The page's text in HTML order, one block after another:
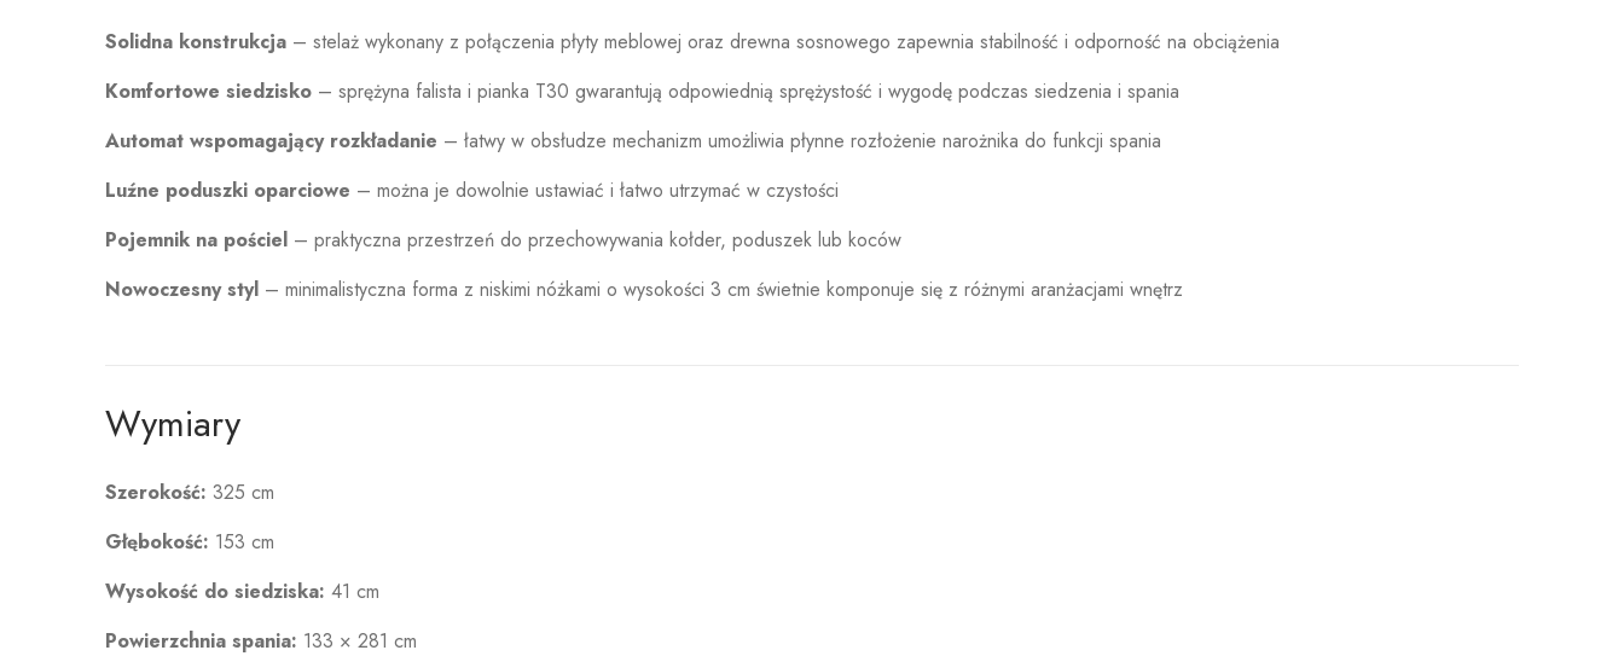
Solidna konstrukcja – stelaż wykonany z połączenia płyty meblowej oraz drewna sosnowego zapewnia stabilność i odporność na obciążenia
Komfortowe siedzisko – sprężyna falista i pianka T30 gwarantują odpowiednią sprężystość i wygodę podczas siedzenia i spania
Automat wspomagający rozkładanie – łatwy w obsłudze mechanizm umożliwia płynne rozłożenie narożnika do funkcji spania
Luźne poduszki oparciowe – można je dowolnie ustawiać i łatwo utrzymać w czystości
Pojemnik na pościel – praktyczna przestrzeń do przechowywania kołder, poduszek lub koców
Nowoczesny styl – minimalistyczna forma z niskimi nóżkami o wysokości 3 cm świetnie komponuje się z różnymi aranżacjami wnętrz
Wymiary
Szerokość: 325 cm
Głębokość: 153 cm
Wysokość do siedziska: 41 cm
Powierzchnia spania: 133 × 281 cm